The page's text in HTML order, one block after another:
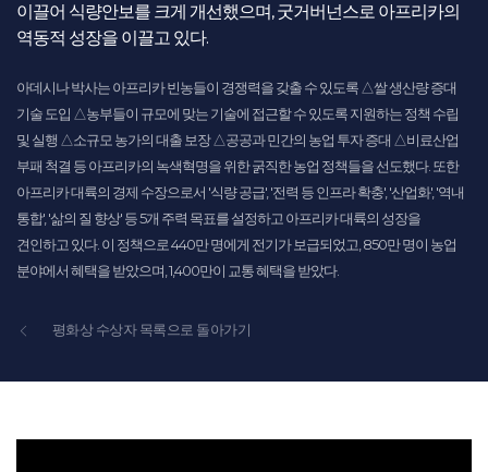
이끌어 식량안보를 크게 개선했으며, 굿거버넌스로 아프리카의
역동적 성장을 이끌고 있다.
아데시나 박사는 아프리카 빈농들이 경쟁력을 갖출 수 있도록 △쌀 생산량 증대
기술 도입 △농부들이 규모에 맞는 기술에 접근할 수 있도록 지원하는 정책 수립
및 실행 △소규모 농가의 대출 보장 △공공과 민간의 농업 투자 증대 △비료산업
부패 척결 등 아프리카의 녹색혁명을 위한 굵직한 농업 정책들을 선도했다. 또한
아프리카 대륙의 경제 수장으로서 '식량 공급', '전력 등 인프라 확충', '산업화', '역내
통합', '삶의 질 향상' 등 5개 주력 목표를 설정하고 아프리카 대륙의 성장을
견인하고 있다. 이 정책으로 440만 명에게 전기가 보급되었고, 850만 명이 농업
분야에서 혜택을 받았으며, 1,400만이 교통 혜택을 받았다.
평화상 수상자 목록으로 돌아가기